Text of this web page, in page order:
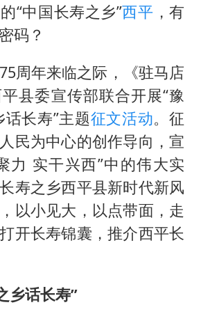
女主硬加吻戏短剧已下架
浙江台州《告全体市民书》
香港宏福苑火灾或由烟头引起
西贝创始人贾国龙押注鲜羊赛道
人民的健康、体质、幸福一脉相承
“中国长寿之乡”西平 ，有
码？
周年来临之际，《驻马店
县委宣传部联合开展“豫
话长寿”主题征文活动。征
民为中心的创作导向，宣
力 实干兴西”中的伟大实
寿之乡西平县新时代新风
以小见大，以点带面，走
开长寿锦囊，推介西平长
乡话长寿”